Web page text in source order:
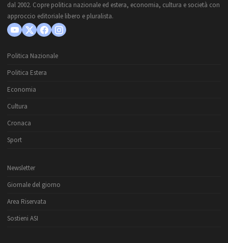
dal 2002. Copre politica nazionale ed estera, economia, cultura e società con
approccio editoriale libero e pluralista.
Politica Nazionale
Politica Estera
Economia
Cultura
Cronaca
Sport
Newsletter
Giornale del giorno
Area Riservata
Sostieni ASI